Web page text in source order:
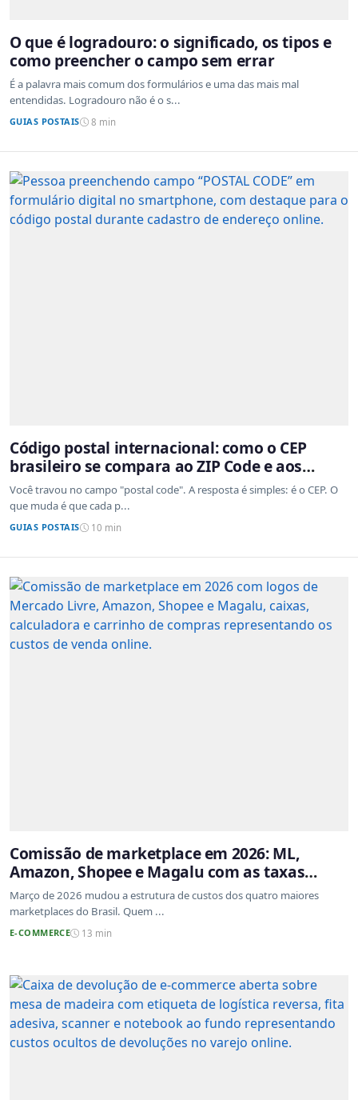
O que é logradouro: o significado, os tipos e
como preencher o campo sem errar
É a palavra mais comum dos formulários e uma das mais mal
entendidas. Logradouro não é o s...
GUIAS POSTAIS 8 min
Código postal internacional: como o CEP
brasileiro se compara ao ZIP Code e aos
sistemas de outros países
Você travou no campo "postal code". A resposta é simples: é o CEP. O
que muda é que cada p...
GUIAS POSTAIS 10 min
Comissão de marketplace em 2026: ML,
Amazon, Shopee e Magalu com as taxas
atualizadas
Março de 2026 mudou a estrutura de custos dos quatro maiores
marketplaces do Brasil. Quem ...
E-COMMERCE 13 min